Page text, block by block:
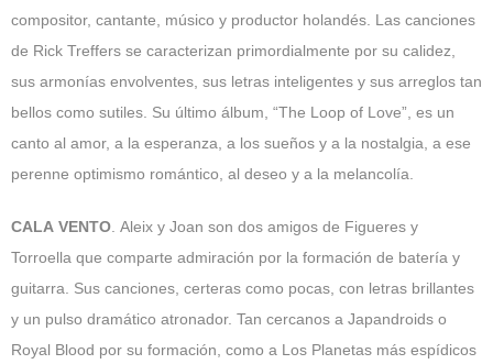
compositor, cantante, músico y productor holandés. Las canciones
de Rick Treffers se caracterizan primordialmente por su calidez,
sus armonías envolventes, sus letras inteligentes y sus arreglos tan
bellos como sutiles. Su último álbum, “The Loop of Love”, es un
canto al amor, a la esperanza, a los sueños y a la nostalgia, a ese
perenne optimismo romántico, al deseo y a la melancolía.
CALA VENTO. Aleix y Joan son dos amigos de Figueres y
Torroella que comparte admiración por la formación de batería y
guitarra. Sus canciones, certeras como pocas, con letras brillantes
y un pulso dramático atronador. Tan cercanos a Japandroids o
Royal Blood por su formación, como a Los Planetas más espídicos